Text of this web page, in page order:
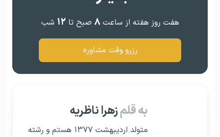
هفت روز هفته از ساعت۸ صبح تا۱۲ شب
رزرو وقت مشاوره
به قلمزهرا ناظریه
متولد اردیبهشت ۱۳۷۷ هستم و رشته